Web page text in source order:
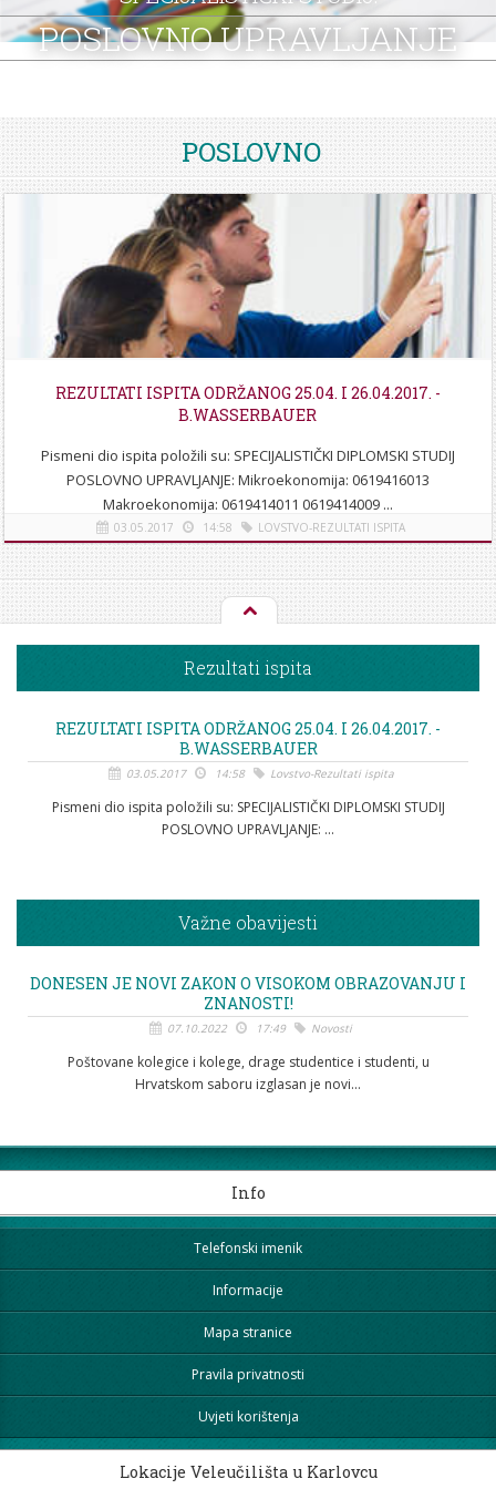
STROJARSTVOSKUP ZRZZ
POSLOVNO UPRAVLJANJE
POSLOVNO
REZULTATI ISPITA ODRŽANOG 25.04. I 26.04.2017. -
B.WASSERBAUER
Pismeni dio ispita položili su: SPECIJALISTIČKI DIPLOMSKI STUDIJ
POSLOVNO UPRAVLJANJE: Mikroekonomija: 0619416013
Makroekonomija: 0619414011 0619414009 ...
03.05.2017 14:58 LOVSTVO-REZULTATI ISPITA
Rezultati ispita
REZULTATI ISPITA ODRŽANOG 25.04. I 26.04.2017. -
B.WASSERBAUER
03.05.2017 14:58 Lovstvo-Rezultati ispita
Pismeni dio ispita položili su: SPECIJALISTIČKI DIPLOMSKI STUDIJ
POSLOVNO UPRAVLJANJE: ...
Važne obavijesti
DONESEN JE NOVI ZAKON O VISOKOM OBRAZOVANJU I
ZNANOSTI!
07.10.2022 17:49 Novosti
Poštovane kolegice i kolege, drage studentice i studenti, u
Hrvatskom saboru izglasan je novi...
Info
Telefonski imenik
Informacije
Mapa stranice
Pravila privatnosti
Uvjeti korištenja
Lokacije Veleučilišta u Karlovcu